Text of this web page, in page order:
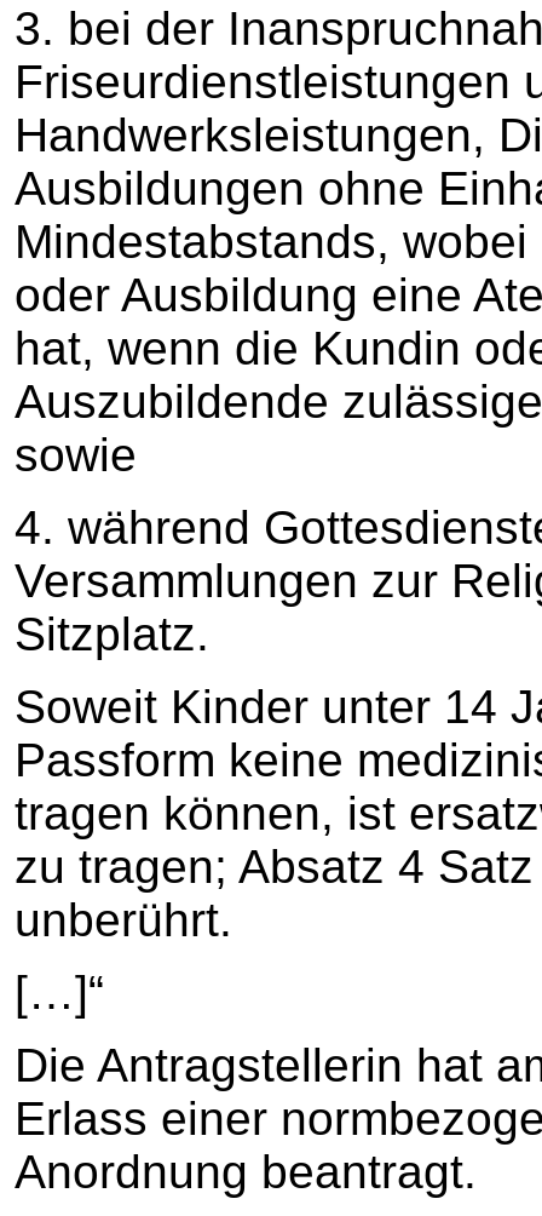
3. bei der
Friseurdienstleistungen
Handwerksleistungen,
Ausbildungen ohne
Mindestabstands,
oder Ausbildung eine
hat, wenn die Kundin
Auszubildende
sowie
4. während
Versammlungen zur
Sitzplatz.
Soweit Kinder unter 14
Passform keine
tragen können, ist
zu tragen; Absatz 4
unberührt.
[…]“
Die Antragstellerin hat
Erlass einer
Anordnung beantragt.